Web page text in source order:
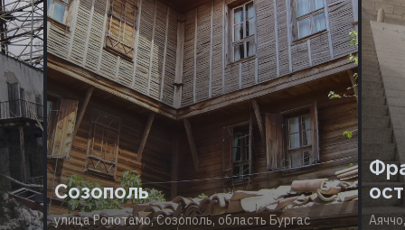
Созополь
улица Ропотамо, Созополь, область Бургас